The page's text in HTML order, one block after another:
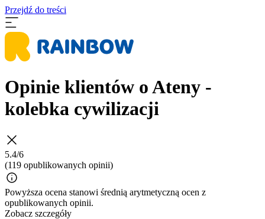
Przejdź do treści
Opinie klientów o Ateny -
kolebka cywilizacji
5.4/6
(119 opublikowanych opinii)
Powyższa ocena stanowi średnią arytmetyczną ocen z
opublikowanych opinii.
Zobacz szczegóły